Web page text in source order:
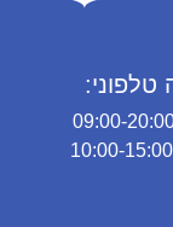
טלפוני: